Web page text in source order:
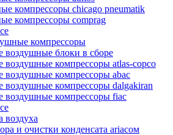
компрессоры chicago pneumatik
компрессоры comprag
компрессоры
блоки в сборе
компрессоры atlas-copco
компрессоры abac
компрессоры dalgakiran
компрессоры fiac
воздуха
и очистки конденсата ariacом